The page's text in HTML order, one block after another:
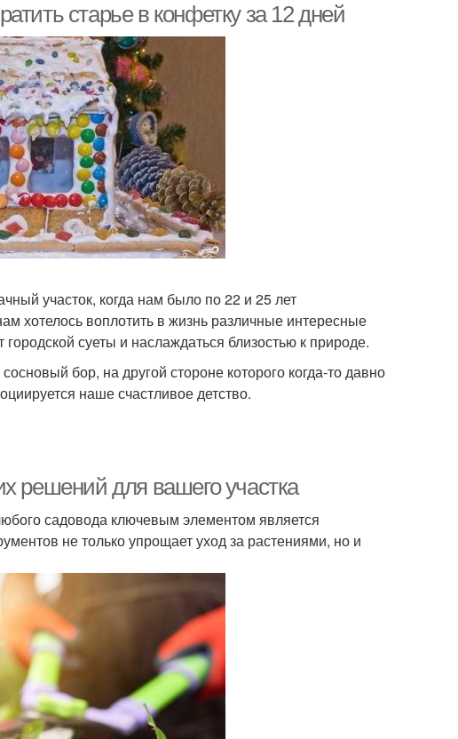
старье в конфетку за 12 дней
участок, когда нам было по 22 и 25 лет
хотелось воплотить в жизнь различные интересные
суеты и наслаждаться близостью к природе.
бор, на другой стороне которого когда-то давно
наше счастливое детство.
решений для вашего участка
садовода ключевым элементом является
не только упрощает уход за растениями, но и